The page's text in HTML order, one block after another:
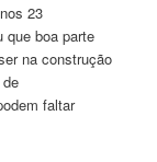
23
que boa parte
na construção
faltar